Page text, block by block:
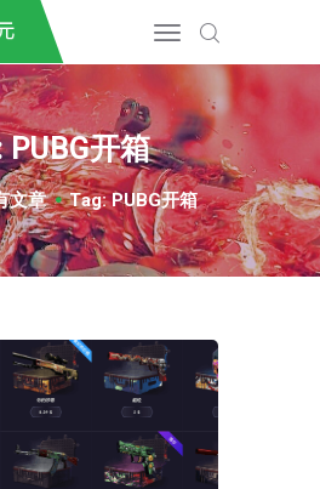
PUBG开箱
文章 Tag: PUBG开箱
绝地求生第